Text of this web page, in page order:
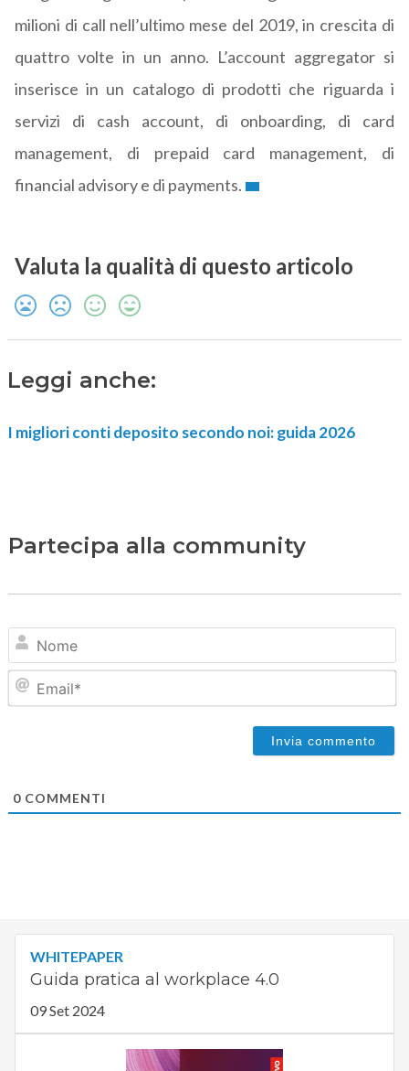
milioni di call nell’ultimo mese del 2019, in crescita di
quattro volte in un anno. L’account aggregator si
inserisce in un catalogo di prodotti che riguarda i
servizi di cash account, di onboarding, di card
management, di prepaid card management, di
financial advisory e di payments.
Valuta la qualità di questo articolo
Leggi anche:
I migliori conti deposito secondo noi: guida 2026
Partecipa alla community
0COMMENTI
WHITEPAPER
Guida pratica al workplace 4.0
09 Set 2024